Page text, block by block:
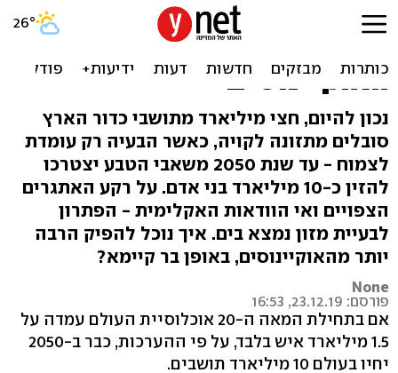
מזון מן הים - העתיד התזונתי
של כולנו נמצא בתוך
האוקיינוסים
נכון להיום, חצי מיליארד מתושבי כדור הארץ
סובלים מתזונה לקויה, כאשר הבעיה רק עומדת
לצמוח - עד שנת 2050 משאבי הטבע יצטרכו
להזין כ-10 מיליארד בני אדם. על רקע האתגרים
הצפויים ואי הוודאות האקלימית - הפתרון
לבעיית מזון נמצא בים. איך נוכל להפיק הרבה
יותר מהאוקיינוסים, באופן בר קיימא?
None
פורסם: 23.12.19, 16:53
אם בתחילת המאה ה-20 אוכלוסיית העולם עמדה על
1.5 מיליארד איש בלבד, על פי ההערכות, כבר ב-2050
יחיו בעולם 10 מיליארד תושבים.